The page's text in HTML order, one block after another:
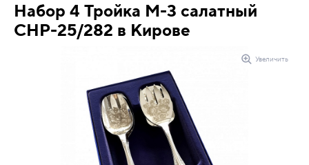
Набор 4 Тройка М-3 салатный
СНР-25/282 в Кирове
Увеличить